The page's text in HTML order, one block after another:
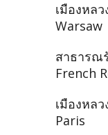
เมืองหล
Warsaw
สาธารณ
French
เมืองหล
Paris